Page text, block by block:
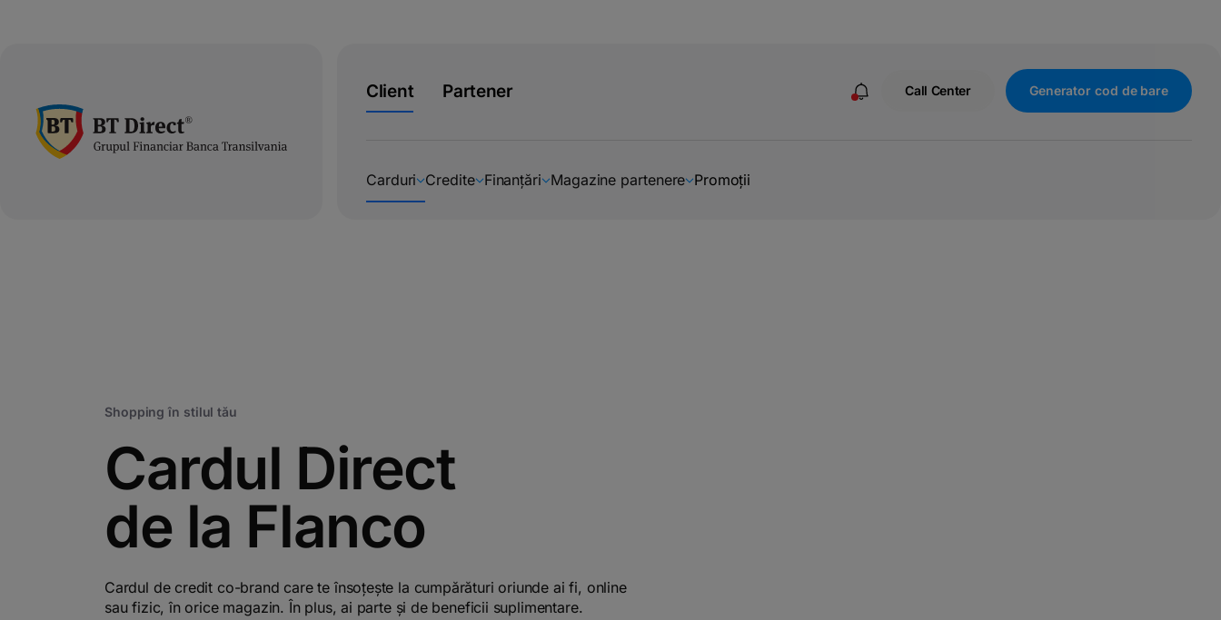
Client Partener Call Center Generator cod de bare
Carduri Credite Finanțări Magazine partenere Promoții
Shopping în stilul tău
Cardul Direct
de la Flanco
Cardul de credit co-brand care te însoțește la cumpărături oriunde ai fi, online
sau fizic, în orice magazin. În plus, ai parte și de beneficii suplimentare.